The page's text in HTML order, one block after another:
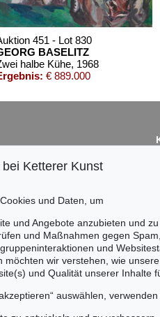
451 - Lot 830
BASELITZ
halbe Kühe, 1968
€ 889.000
Auktion 590 - Lot 8
G. BASELITZ
Apotheke - PiN
, 2000
Ergebnis:€ 406.400
70
88 67 53-63
mehr verpassen!
Sie rechtzeitig.
Ketterer Kunst
und Daten, um
und Angebote anzubieten und
und Maßnahmen gegen
und
möchten wir verstehen, wie
und Qualität unserer Inhalte
auswählen,